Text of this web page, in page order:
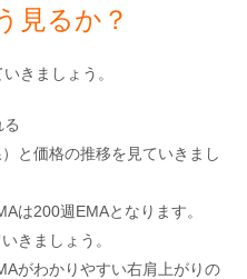
見るか？
きましょう。
と価格の推移を見ていきまし
は200週EMAとなります。
きましょう。
がわかりやすい右肩上がりの